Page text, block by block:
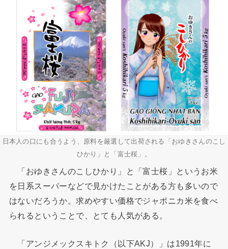
日本人の口にも合うよう、原料を厳選して出荷される「おゆきさんのこし
ひかり」と「富士桜」。
「おゆきさんのこしひかり」と「富士桜」というお米
を日系スーパーなどで見かけたことがある方も多いので
はないだろうか。求めやすい価格でジャポニカ米を食べ
られるということで、とても人気がある。
「アンジメックスキトク（以下AKJ）」は1991年に